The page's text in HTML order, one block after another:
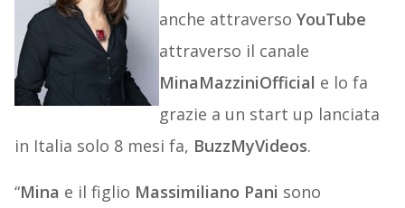
anche attraverso YouTube
attraverso il canale
MinaMazziniOfficial e lo fa
grazie a un start up lanciata
in Italia solo 8 mesi fa, BuzzMyVideos.
“Mina e il figlio Massimiliano Pani sono